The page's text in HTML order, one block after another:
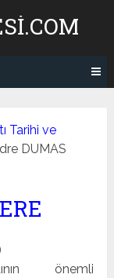
Tarihi ve
DUMAS
önemli